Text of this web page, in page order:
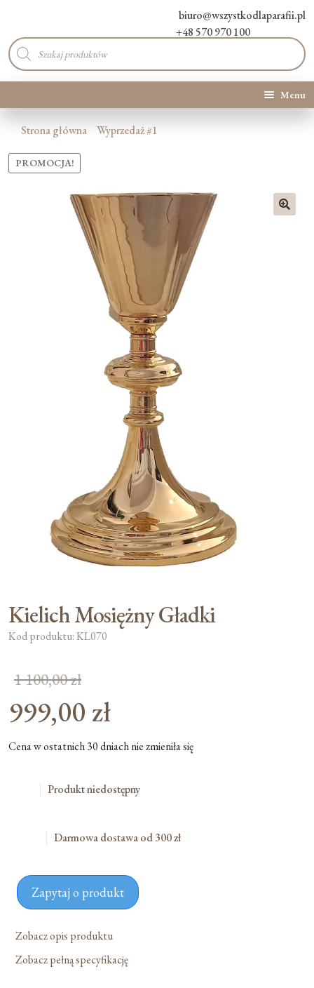
biuro@wszystkodlaparafii.pl
+48 570 970 100
Wyszukiwarka
produktów
Menu
Kategorie produktów
Promocje
Strona główna Wyprzedaż #1
PROMOCJA!
Kielich Mosiężny Gładki
Kod produktu: KL070
1 100,00zł
Pierwotna
cena
wynosiła:
100,00 zł.
999,00 zł
Aktualna
wynosi:
Cena w ostatnich 30 dniach nie zmieniła się
Produkt niedostępny
Darmowa dostawa od 300 zł
Zapytaj o produkt
Zobacz opis produktu
Zobacz pełną specyfikację